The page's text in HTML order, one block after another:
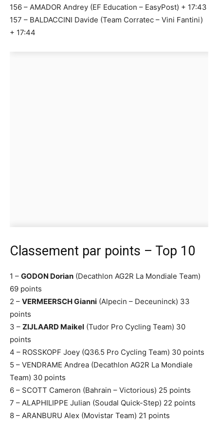
156 – AMADOR Andrey (EF Education – EasyPost) + 17:43
157 – BALDACCINI Davide (Team Corratec – Vini Fantini)
+ 17:44
Classement par points – Top 10
1 – GODON Dorian (Decathlon AG2R La Mondiale Team)
69 points
2 – VERMEERSCH Gianni (Alpecin – Deceuninck) 33
points
3 – ZIJLAARD Maikel (Tudor Pro Cycling Team) 30
points
4 – ROSSKOPF Joey (Q36.5 Pro Cycling Team) 30 points
5 – VENDRAME Andrea (Decathlon AG2R La Mondiale
Team) 30 points
6 – SCOTT Cameron (Bahrain – Victorious) 25 points
7 – ALAPHILIPPE Julian (Soudal Quick-Step) 22 points
8 – ARANBURU Alex (Movistar Team) 21 points